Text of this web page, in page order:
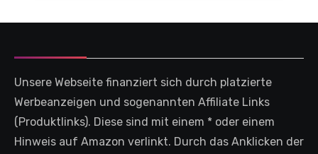
Unsere Webseite finanziert sich durch platzierte
Werbeanzeigen und sogenannten Affiliate Links
(Produktlinks). Diese sind mit einem * oder einem
Hinweis auf Amazon verlinkt. Durch das Anklicken der